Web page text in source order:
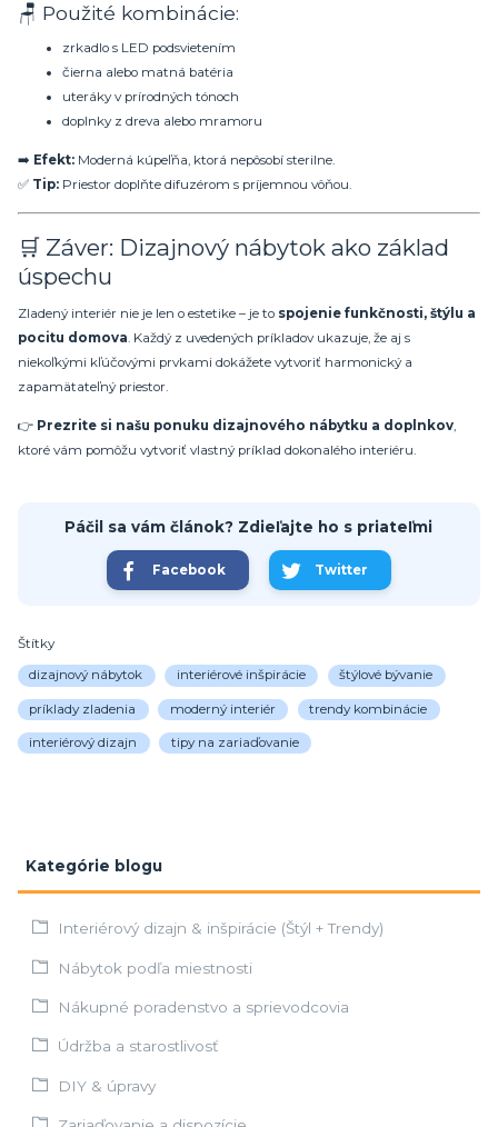
Kategórie blogu
Interiérový dizajn & inšpirácie (Štýl + Trendy)
Nábytok podľa miestnosti
Nákupné poradenstvo a sprievodcovia
Údržba a starostlivosť
DIY & úpravy
🪑 Použité kombinácie:
zrkadlo s LED podsvietením
čierna alebo matná batéria
uteráky v prírodných tónoch
doplnky z dreva alebo mramoru
➡️ Efekt: Moderná kúpeľňa, ktorá nepôsobí sterilne.
✅ Tip: Priestor doplňte difuzérom s príjemnou vôňou.
🛒 Záver: Dizajnový nábytok ako základ
úspechu
Zladený interiér nie je len o estetike – je to spojenie funkčnosti, štýlu a
pocitu domova. Každý z uvedených príkladov ukazuje, že aj s
niekoľkými kľúčovými prvkami dokážete vytvoriť harmonický a
zapamätateľný priestor.
👉 Prezrite si našu ponuku dizajnového nábytku a doplnkov,
ktoré vám pomôžu vytvoriť vlastný príklad dokonalého interiéru.
Páčil sa vám článok? Zdieľajte ho s priateľmi
Facebook Twitter
Štítky
dizajnový nábytok
interiérové inšpirácie štýlové bývanie
príklady zladenia moderný interiér trendy kombinácie
interiérový dizajn tipy na zariaďovanie